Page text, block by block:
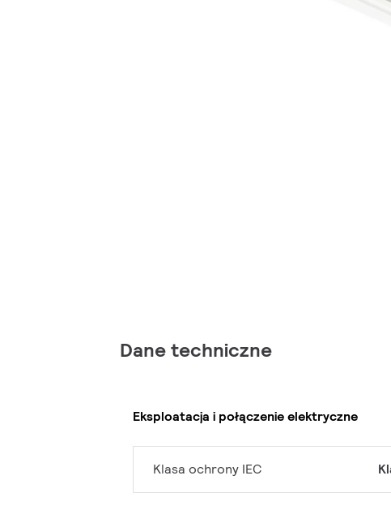
Dane techniczne
Eksploatacja i połączenie elektryczne
Klasa ochrony IEC